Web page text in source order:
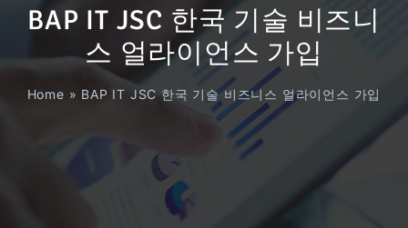
BAP IT JSC 한국 기술 비즈니
스 얼라이언스 가입
Home » BAP IT JSC 한국 기술 비즈니스 얼라이언스 가입